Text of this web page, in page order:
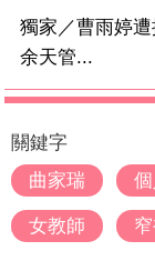
獨家／曹雨婷
余天管...
關鍵字
曲家瑞
女教師